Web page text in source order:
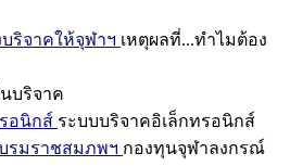
ริจาคให้จุฬาฯ เหตุผลที่...ทำไมต้อง
บริจาค
อนิกส์ ระบบบริจาคอิเล็กทรอนิกส์
รมราชสมภพฯ กองทุนจุฬาลงกรณ์